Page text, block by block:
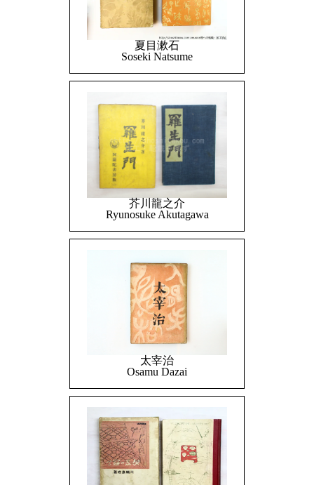
夏目漱石
Soseki Natsume
芥川龍之介
Ryunosuke Akutagawa
太宰治
Osamu Dazai